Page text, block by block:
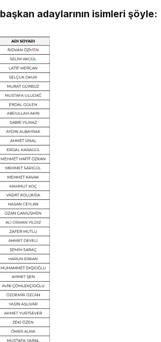
başkan adaylarının isimleri şöyle: